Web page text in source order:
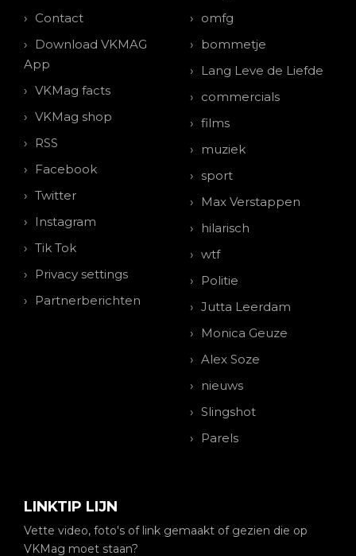
Contact
Download VKMAG
App
VKMag facts
VKMag shop
RSS
Facebook
Twitter
Instagram
Tik Tok
Privacy settings
Partnerberichten
omfg
bommetje
Lang Leve de Liefde
commercials
films
muziek
sport
Max Verstappen
hilarisch
wtf
Politie
Jutta Leerdam
Monica Geuze
Alex Soze
nieuws
Slingshot
Parels
LINKTIP LIJN
Vette video, foto's of link gemaakt of gezien die op
VKMag moet staan?